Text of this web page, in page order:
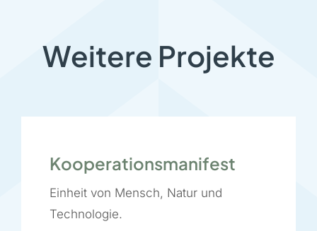
Weitere Projekte
Kooperationsmanifest
Einheit von Mensch, Natur und
Technologie.